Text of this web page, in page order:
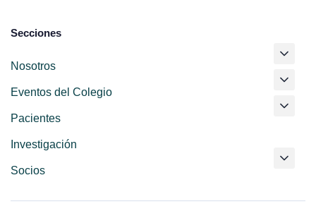
Secciones
Nosotros
Eventos del Colegio
Pacientes
Investigación
Socios